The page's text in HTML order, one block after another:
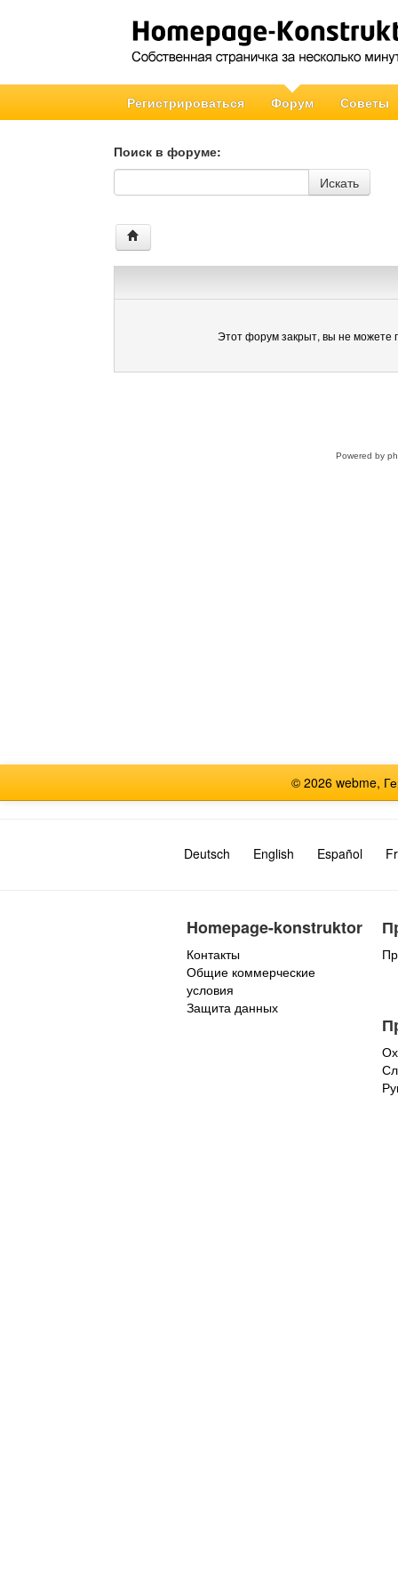
Регистрироваться Форум Советы
Поиск в форуме:
Поиск в форуме
Искать
Этот форум закрыт, вы не можете
Powered by
© 2026 webme,
Deutsch English Español
Homepage-konstruktor
Контакты
Общие коммерческие
условия
Защита данных